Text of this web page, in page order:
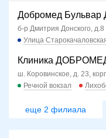
Добромед Бульвар
б-р Дмитрия Донского, д.8
Улица
Клиника ДОБРОМЕД
ш. Коровинское, д. 23,
Речной вокзал
еще 2 филиала